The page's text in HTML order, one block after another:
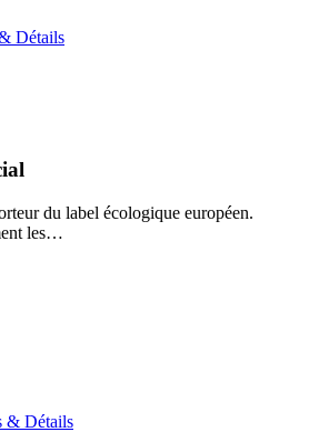
Détails
du label écologique européen.
les…
& Détails